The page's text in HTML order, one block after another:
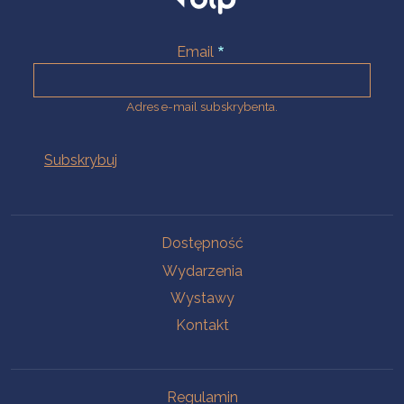
Email
Adres e-mail subskrybenta.
Dostępność
Wydarzenia
Wystawy
Kontakt
Regulamin